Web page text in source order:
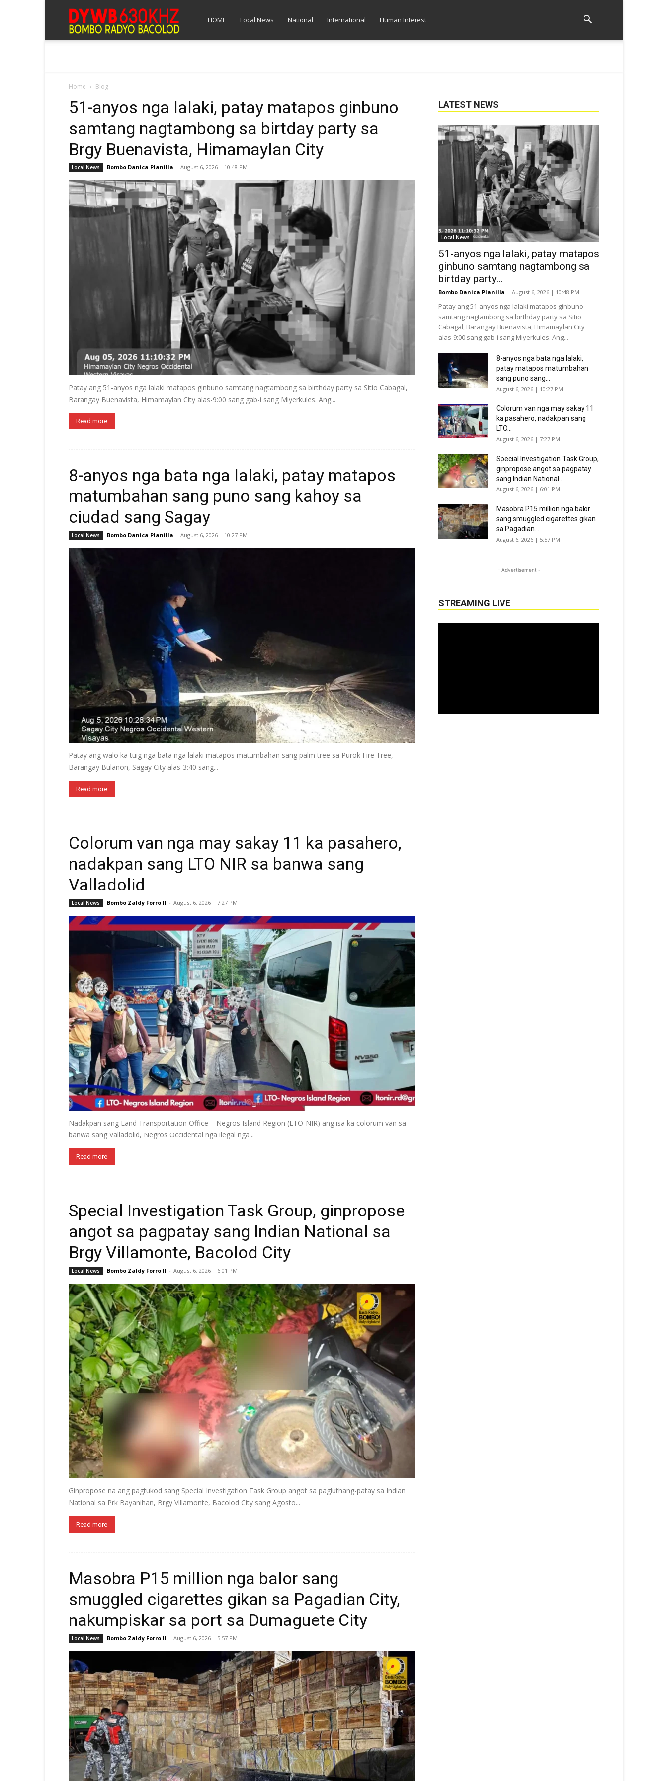
HOME Local News National International Human Interest
Home Blog
51-anyos nga lalaki, patay matapos ginbuno
samtang nagtambong sa birtday party sa
Brgy Buenavista, Himamaylan City
Local News Bombo Danica Planilla - August 6, 2026 | 10:48 PM
Patay ang 51-anyos nga lalaki matapos ginbuno samtang nagtambong sa birthday party sa Sitio Cabagal,
Barangay Buenavista, Himamaylan City alas-9:00 sang gab-i sang Miyerkules. Ang...
Read more
8-anyos nga bata nga lalaki, patay matapos
matumbahan sang puno sang kahoy sa
ciudad sang Sagay
Local News Bombo Danica Planilla - August 6, 2026 | 10:27 PM
Patay ang walo ka tuig nga bata nga lalaki matapos matumbahan sang palm tree sa Purok Fire Tree,
Barangay Bulanon, Sagay City alas-3:40 sang...
Read more
Colorum van nga may sakay 11 ka pasahero,
nadakpan sang LTO NIR sa banwa sang
Valladolid
Local News Bombo Zaldy Forro II - August 6, 2026 | 7:27 PM
Nadakpan sang Land Transportation Office – Negros Island Region (LTO-NIR) ang isa ka colorum van sa
banwa sang Valladolid, Negros Occidental nga ilegal nga...
Read more
Special Investigation Task Group, ginpropose
angot sa pagpatay sang Indian National sa
Brgy Villamonte, Bacolod City
Local News Bombo Zaldy Forro II - August 6, 2026 | 6:01 PM
Ginpropose na ang pagtukod sang Special Investigation Task Group angot sa pagluthang-patay sa Indian
National sa Prk Bayanihan, Brgy Villamonte, Bacolod City sang Agosto...
Read more
Masobra P15 million nga balor sang
smuggled cigarettes gikan sa Pagadian City,
nakumpiskar sa port sa Dumaguete City
Local News Bombo Zaldy Forro II - August 6, 2026 | 5:57 PM
LATEST NEWS
Local News
51-anyos nga lalaki, patay matapos
ginbuno samtang nagtambong sa
birtday party...
Bombo Danica Planilla - August 6, 2026 | 10:48 PM
Patay ang 51-anyos nga lalaki matapos ginbuno
samtang nagtambong sa birthday party sa Sitio
Cabagal, Barangay Buenavista, Himamaylan City
alas-9:00 sang gab-i sang Miyerkules. Ang...
8-anyos nga bata nga lalaki,
patay matapos matumbahan
sang puno sang...
August 6, 2026 | 10:27 PM
Colorum van nga may sakay 11
ka pasahero, nadakpan sang
LTO...
August 6, 2026 | 7:27 PM
Special Investigation Task Group,
ginpropose angot sa pagpatay
sang Indian National...
August 6, 2026 | 6:01 PM
Masobra P15 million nga balor
sang smuggled cigarettes gikan
sa Pagadian...
August 6, 2026 | 5:57 PM
- Advertisement -
STREAMING LIVE